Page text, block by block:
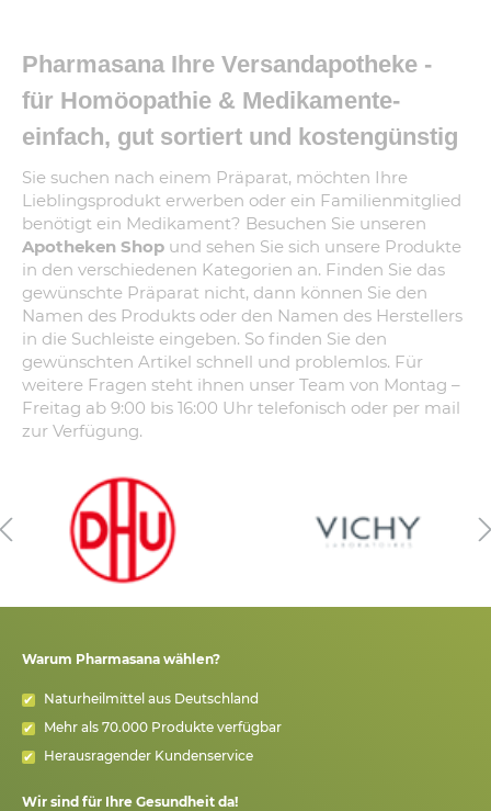
Pharmasana Ihre Versandapotheke -
für Homöopathie & Medikamente-
einfach, gut sortiert und kostengünstig
Sie suchen nach einem Präparat, möchten Ihre
Lieblingsprodukt erwerben oder ein Familienmitglied
benötigt ein Medikament? Besuchen Sie unseren
Apotheken Shop und sehen Sie sich unsere Produkte
in den verschiedenen Kategorien an. Finden Sie das
gewünschte Präparat nicht, dann können Sie den
Namen des Produkts oder den Namen des Herstellers
in die Suchleiste eingeben. So finden Sie den
gewünschten Artikel schnell und problemlos. Für
weitere Fragen steht ihnen unser Team von Montag –
Freitag ab 9:00 bis 16:00 Uhr telefonisch oder per mail
zur Verfügung.
Warum Pharmasana wählen?
Naturheilmittel aus Deutschland
Mehr als 70.000 Produkte verfügbar
Herausragender Kundenservice
Wir sind für Ihre Gesundheit da!